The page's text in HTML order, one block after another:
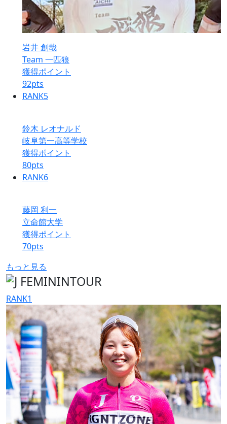
岩井 創哉
Team 一匹狼
獲得ポイント
92pts
RANK5
鈴木 レオナルド
岐阜第一高等学校
獲得ポイント
80pts
RANK6
藤岡 利一
立命館大学
獲得ポイント
70pts
もっと見る
RANK1